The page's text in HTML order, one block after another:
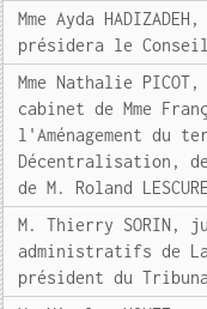
Mme Ayda
présidera le
Mme Nathalie
cabinet de Mme
l'Aménagement du
Décentralisation,
de M. Roland
M. Thierry SORIN,
administratifs de
président du